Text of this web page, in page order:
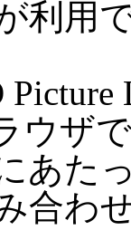
利用
ウザ
あた
合わ